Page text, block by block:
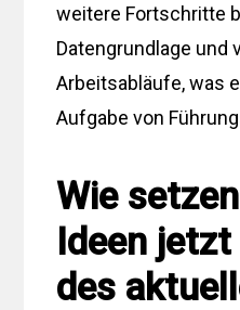
weitere Fortschritte
Datengrundlage und
Arbeitsabläufe, was
Aufgabe von
Wie
Ideen
des